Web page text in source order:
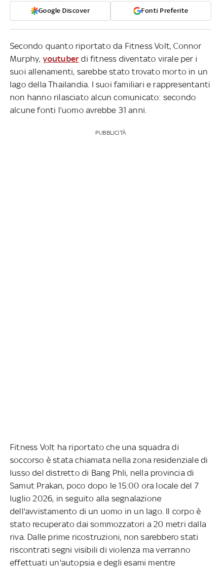
Google Discover Fonti Preferite
Secondo quanto riportato da Fitness Volt, Connor
Murphy, youtuber di fitness diventato virale per i
suoi allenamenti, sarebbe stato trovato morto in un
lago della Thailandia. I suoi familiari e rappresentanti
non hanno rilasciato alcun comunicato: secondo
alcune fonti l’uomo avrebbe 31 anni.
PUBBLICITÀ
Fitness Volt ha riportato che una squadra di
soccorso è stata chiamata nella zona residenziale di
lusso del distretto di Bang Phli, nella provincia di
Samut Prakan, poco dopo le 15:00 ora locale del 7
luglio 2026, in seguito alla segnalazione
dell'avvistamento di un uomo in un lago. Il corpo è
stato recuperato dai sommozzatori a 20 metri dalla
riva. Dalle prime ricostruzioni, non sarebbero stati
riscontrati segni visibili di violenza ma verranno
effettuati un'autopsia e degli esami mentre